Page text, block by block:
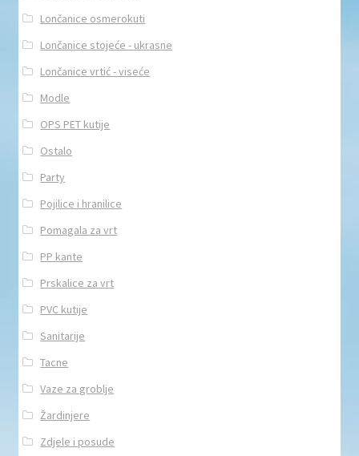
Lončanice osmerokuti
Lončanice stojeće - ukrasne
Lončanice vrtić - viseće
Modle
OPS PET kutije
Ostalo
Party
Pojilice i hranilice
Pomagala za vrt
PP kante
Prskalice za vrt
PVC kutije
Sanitarije
Tacne
Vaze za groblje
Žardinjere
Zdjele i posude